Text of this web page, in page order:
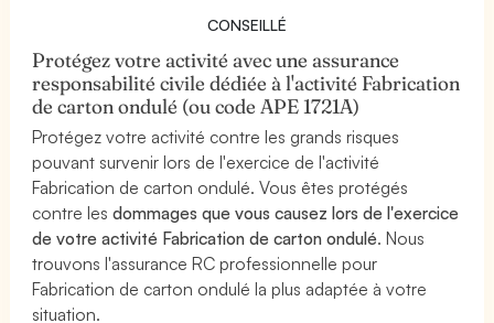
CONSEILLÉ
Protégez votre activité avec une assurance
responsabilité civile dédiée à l'activité Fabrication
de carton ondulé (ou code APE 1721A)
Protégez votre activité contre les grands risques
pouvant survenir lors de l'exercice de l'activité
Fabrication de carton ondulé. Vous êtes protégés
contre lesdommages que vous causez lors de l'exercice
de votre activité Fabrication de carton ondulé. Nous
trouvons l'assurance RC professionnelle pour
Fabrication de carton ondulé la plus adaptée à votre
situation.